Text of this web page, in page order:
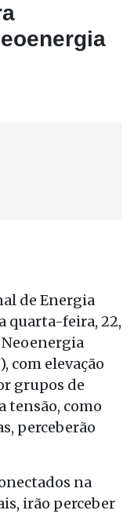
de Energia
quarta-feira, 22,
com elevação
grupos de
tensão, como
perceberão
na
irão perceber